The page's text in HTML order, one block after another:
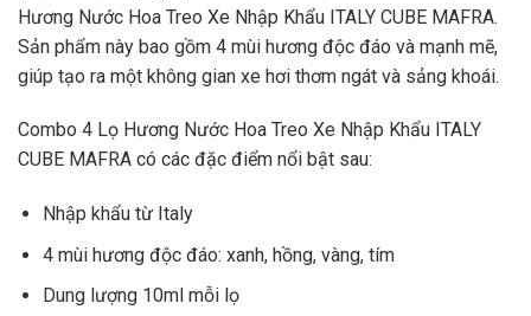
Hương Nước Hoa Treo Xe Nhập Khẩu ITALY CUBE MAFRA.
Sản phẩm này bao gồm 4 mùi hương độc đáo và mạnh mẽ,
giúp tạo ra một không gian xe hơi thơm ngát và sảng khoái.
Combo 4 Lọ Hương Nước Hoa Treo Xe Nhập Khẩu ITALY
CUBE MAFRA có các đặc điểm nổi bật sau:
Nhập khẩu từ Italy
4 mùi hương độc đáo: xanh, hồng, vàng, tím
Dung lượng 10ml mỗi lọ